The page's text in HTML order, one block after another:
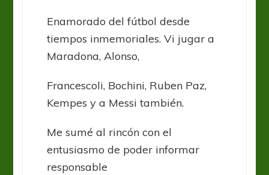
Enamorado del fútbol desde
tiempos inmemoriales. Vi jugar a
Maradona, Alonso,
Francescoli, Bochini, Ruben Paz,
Kempes y a Messi también.
Me sumé al rincón con el
entusiasmo de poder informar
responsable